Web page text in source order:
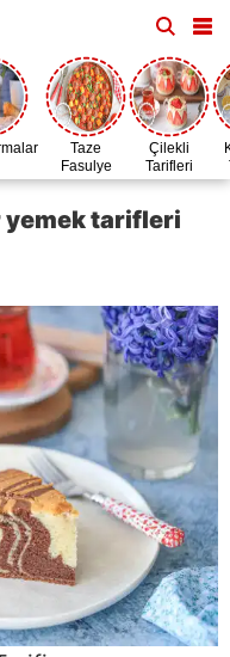
Taze
Fasulye
Zamanı
Çilekli
Tarifleri
yemek tarifleri